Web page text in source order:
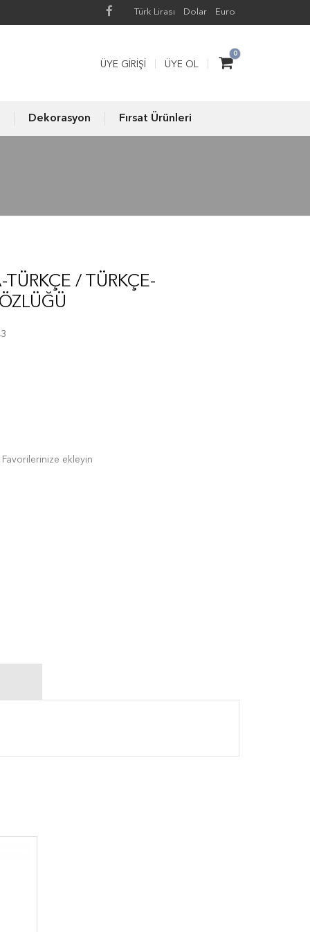
Türk Lirası Dolar Euro
0
ÜYE GIRIŞI ÜYE OL
Dekorasyon Fırsat Ürünleri
/ TÜRKÇE-
Favorilerinize ekleyin